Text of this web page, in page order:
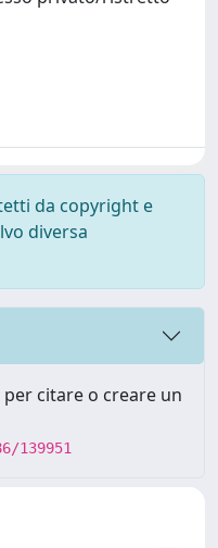
da copyright e
diversa
citare o creare un
139951